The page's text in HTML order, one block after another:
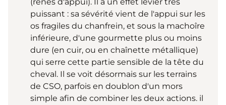
puissant : sa sévérité vient de l'appui sur les
os fragiles du chanfrein, et sous la machoîre
inférieure, d'une gourmette plus ou moins
dure (en cuir, ou en chaînette métallique)
qui serre cette partie sensible de la tête du
cheval. Il se voit désormais sur les terrains
de CSO, parfois en doublon d'un mors
simple afin de combiner les deux actions. il